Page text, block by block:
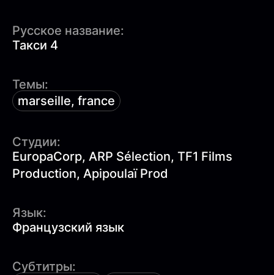
Русское название:
Такси 4
Темы:
marseille, france
Студии:
EuropaCorp, ARP Sélection, TF1 Films
Production, Apipoulaï Prod
Язык:
Французский язык
Субтитры: